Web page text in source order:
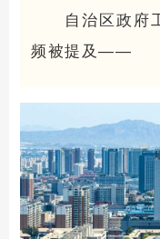
自治区政府
频被提及——